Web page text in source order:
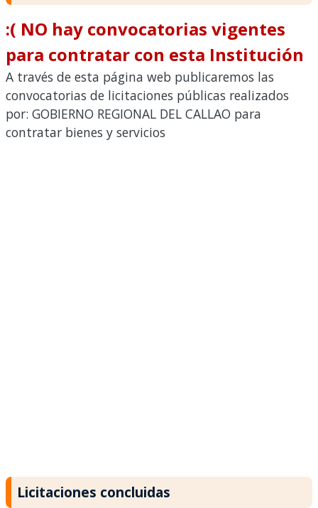
:( NO hay convocatorias vigentes
para contratar con esta Institución
A través de esta página web publicaremos las
convocatorias de licitaciones públicas realizados
por: GOBIERNO REGIONAL DEL CALLAO para
contratar bienes y servicios
Licitaciones concluidas